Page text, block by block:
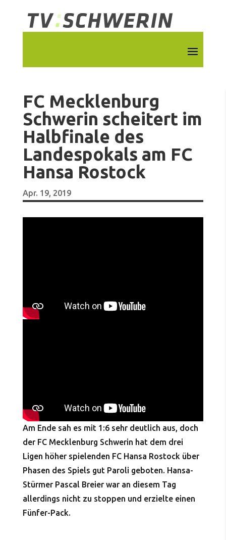
FC Mecklenburg
Schwerin scheitert im
Halbfinale des
Landespokals am FC
Hansa Rostock
Apr. 19, 2019
Am Ende sah es mit 1:6 sehr deutlich aus, doch
der FC Mecklenburg Schwerin hat dem drei
Ligen höher spielenden FC Hansa Rostock über
Phasen des Spiels gut Paroli geboten. Hansa-
Stürmer Pascal Breier war an diesem Tag
allerdings nicht zu stoppen und erzielte einen
Fünfer-Pack.